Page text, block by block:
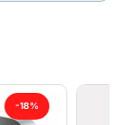
-18%